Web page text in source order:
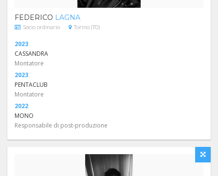
FEDERICO LAGNA
Socio ordinario Torino (TO)
2023
CASSANDRA
Montatore
2023
PENTACLUB
Montatore
2022
MONO
Responsabile di post-produzione